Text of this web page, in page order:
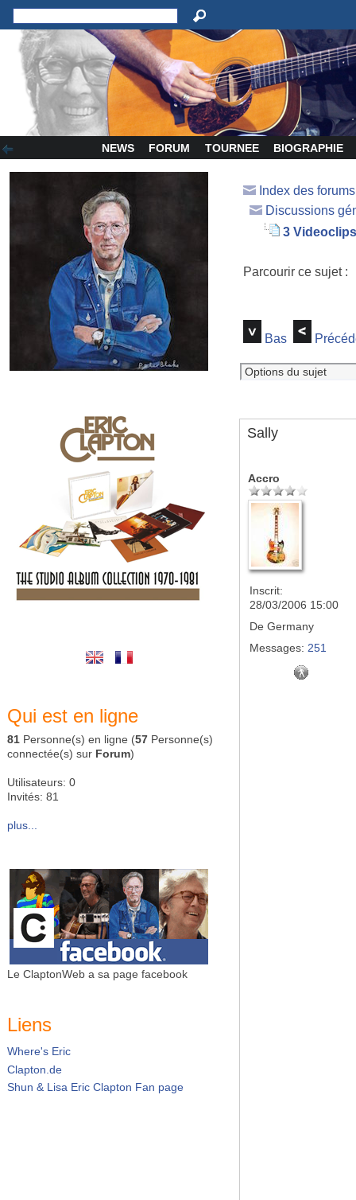
NEWS FORUM TOURNEE BIOGRAPHIE
Qui est en ligne
81 Personne(s) en ligne (57 Personne(s)
connectée(s) sur Forum)
Utilisateurs: 0
Invités: 81
plus...
Le ClaptonWeb a sa page facebook
Liens
Where's Eric
Clapton.de
Shun & Lisa Eric Clapton Fan page
Index des
Discussions
3
Parcourir ce sujet
Bas
Sally
Accro
Inscrit:
28/03/2006 15:00
De Germany
Messages: 251